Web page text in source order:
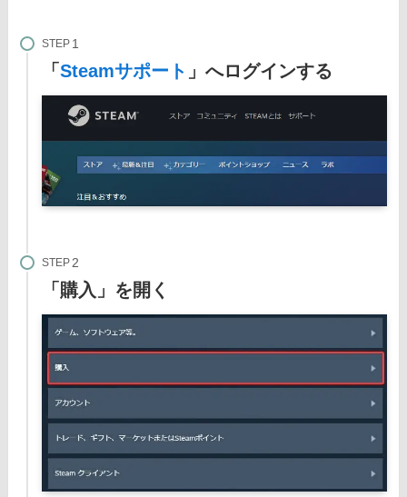
STEP
「Steamサポート 」へログインする
STEP
「購入」を開く